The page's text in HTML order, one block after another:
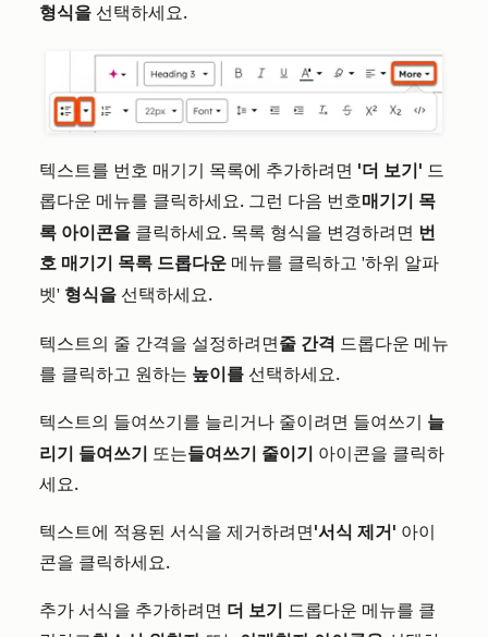
형식을 선택하세요.
텍스트를 번호 매기기 목록에 추가하려면 '더 보기' 드
롭다운 메뉴를 클릭하세요. 그런 다음 번호매기기 목
록 아이콘을 클릭하세요. 목록 형식을 변경하려면 번
호 매기기 목록 드롭다운 메뉴를 클릭하고 '하위 알파
벳' 형식을 선택하세요.
텍스트의 줄 간격을 설정하려면줄 간격 드롭다운 메뉴
를 클릭하고 원하는 높이를 선택하세요.
텍스트의 들여쓰기를 늘리거나 줄이려면 들여쓰기 늘
리기 들여쓰기 또는들여쓰기 줄이기 아이콘을 클릭하
세요.
텍스트에 적용된 서식을 제거하려면'서식 제거' 아이
콘을 클릭하세요.
추가 서식을 추가하려면 더 보기 드롭다운 메뉴를 클